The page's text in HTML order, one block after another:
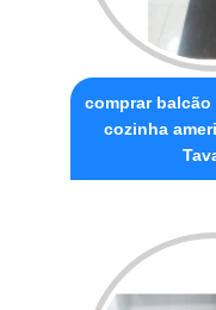
comprar
cozinha